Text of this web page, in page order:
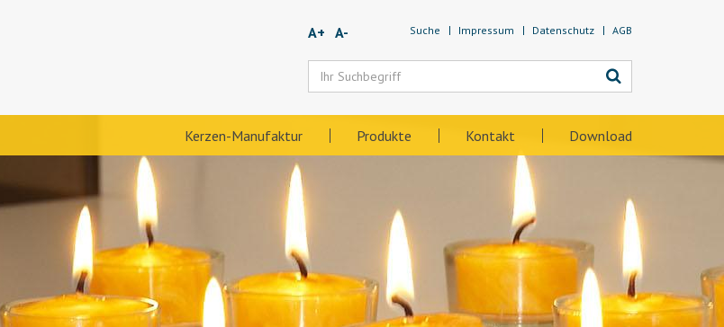
A+ A- Suche Impressum Datenschutz AGB
Kerzen-Manufaktur Produkte Kontakt Download